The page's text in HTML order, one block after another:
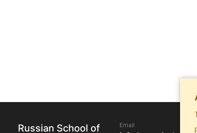
Russian School of Email